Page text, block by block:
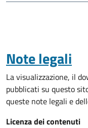
Note legali
La visualizzazione, il
pubblicati su questo
queste note legali e
Licenza dei contenuti